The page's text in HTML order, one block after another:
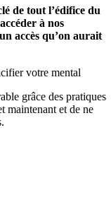
de tout l’édifice du
à nos
accès qu’on aurait
votre mental
grâce des pratiques
maintenant et de ne